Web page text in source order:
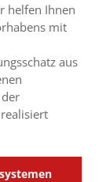
helfen Ihnen
mit
aus